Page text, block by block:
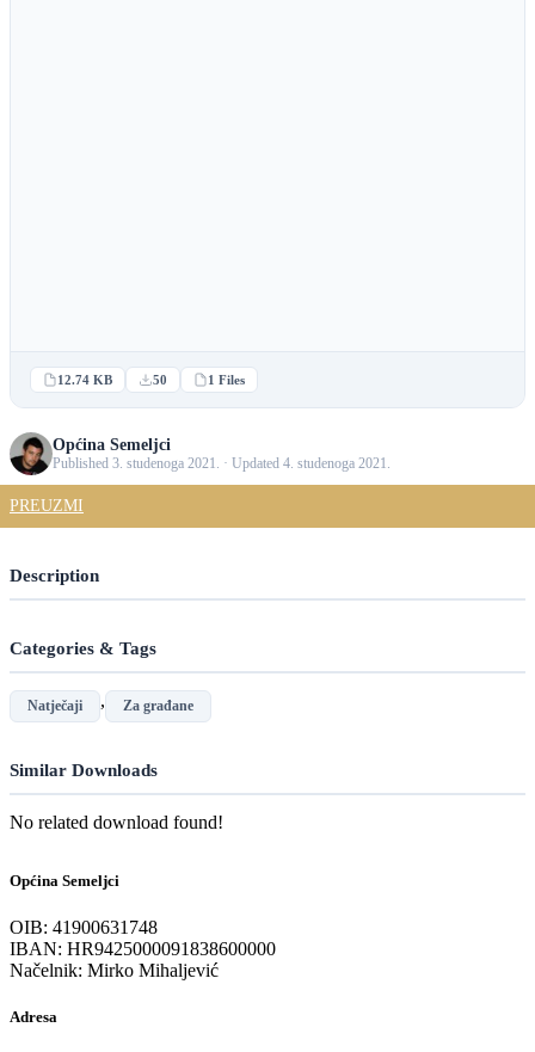
12.74 KB 50 1 Files
Općina Semeljci
Published 3. studenoga 2021. · Updated 4. studenoga 2021.
PREUZMI
Description
Categories & Tags
Natječaji , Za građane
Similar Downloads
No related download found!
Općina Semeljci
OIB: 41900631748
IBAN: HR9425000091838600000
Načelnik: Mirko Mihaljević
Adresa